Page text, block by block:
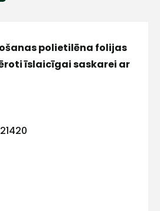
polietilēna folijas
īslaicīgai saskarei ar
Vārds